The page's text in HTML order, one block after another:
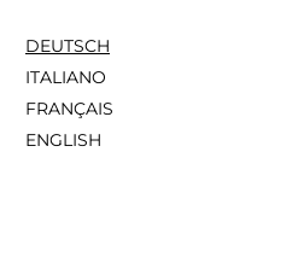
DEUTSCH
ITALIANO
FRANÇAIS
ENGLISH